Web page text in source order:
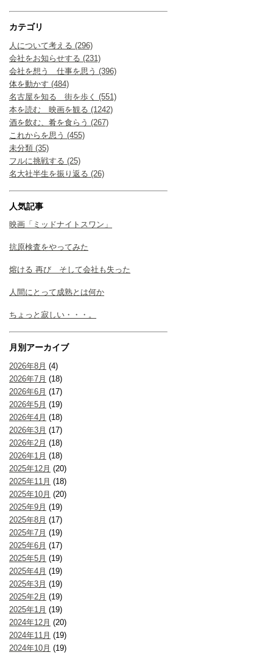
カテゴリ
人について考える (296)
会社をお知らせする (231)
会社を想う 仕事を思う (396)
体を動かす (484)
名古屋を知る 街を歩く (551)
本を読む 映画を観る (1242)
酒を飲む、肴を食らう (267)
これからを思う (455)
未分類 (35)
フルに挑戦する (25)
名大社半生を振り返る (26)
人気記事
映画「ミッドナイトスワン」
抗原検査をやってみた
熔ける 再び そして会社も失った
人間にとって成熟とは何か
ちょっと寂しい・・・。
月別アーカイブ
2026年8月 (4)
2026年7月 (18)
2026年6月 (17)
2026年5月 (19)
2026年4月 (18)
2026年3月 (17)
2026年2月 (18)
2026年1月 (18)
2025年12月 (20)
2025年11月 (18)
2025年10月 (20)
2025年9月 (19)
2025年8月 (17)
2025年7月 (19)
2025年6月 (17)
2025年5月 (19)
2025年4月 (19)
2025年3月 (19)
2025年2月 (19)
2025年1月 (19)
2024年12月 (20)
2024年11月 (19)
2024年10月 (19)